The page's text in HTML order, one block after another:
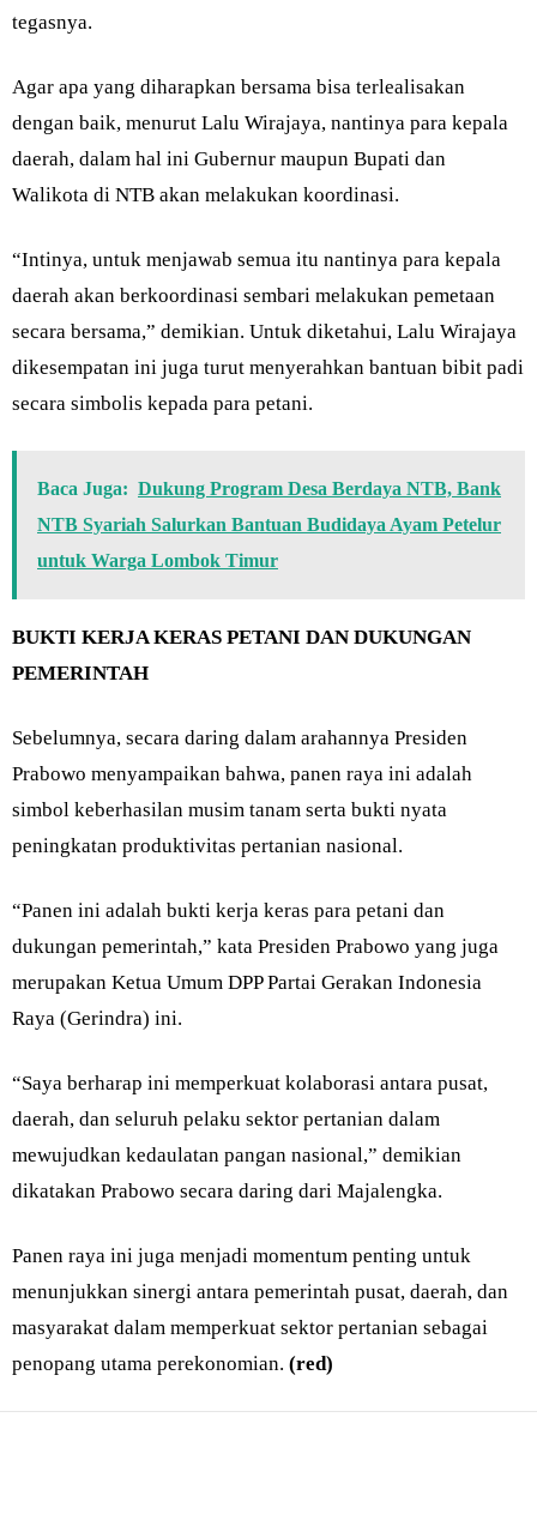
tegasnya.
Agar apa yang diharapkan bersama bisa terlealisakan
dengan baik, menurut Lalu Wirajaya, nantinya para kepala
daerah, dalam hal ini Gubernur maupun Bupati dan
Walikota di NTB akan melakukan koordinasi.
“Intinya, untuk menjawab semua itu nantinya para kepala
daerah akan berkoordinasi sembari melakukan pemetaan
secara bersama,” demikian. Untuk diketahui, Lalu Wirajaya
dikesempatan ini juga turut menyerahkan bantuan bibit padi
secara simbolis kepada para petani.
Baca Juga: Dukung Program Desa Berdaya NTB, Bank
NTB Syariah Salurkan Bantuan Budidaya Ayam Petelur
untuk Warga Lombok Timur
BUKTI KERJA KERAS PETANI DAN DUKUNGAN
PEMERINTAH
Sebelumnya, secara daring dalam arahannya Presiden
Prabowo menyampaikan bahwa, panen raya ini adalah
simbol keberhasilan musim tanam serta bukti nyata
peningkatan produktivitas pertanian nasional.
“Panen ini adalah bukti kerja keras para petani dan
dukungan pemerintah,” kata Presiden Prabowo yang juga
merupakan Ketua Umum DPP Partai Gerakan Indonesia
Raya (Gerindra) ini.
“Saya berharap ini memperkuat kolaborasi antara pusat,
daerah, dan seluruh pelaku sektor pertanian dalam
mewujudkan kedaulatan pangan nasional,” demikian
dikatakan Prabowo secara daring dari Majalengka.
Panen raya ini juga menjadi momentum penting untuk
menunjukkan sinergi antara pemerintah pusat, daerah, dan
masyarakat dalam memperkuat sektor pertanian sebagai
penopang utama perekonomian. (red)